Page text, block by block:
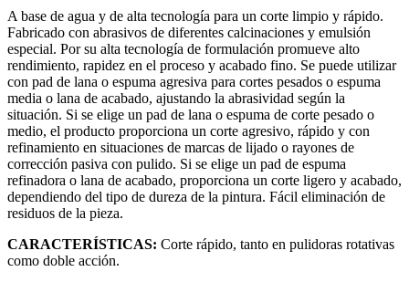
A base de agua y de alta tecnología para un corte limpio y rápido.
Fabricado con abrasivos de diferentes calcinaciones y emulsión
especial. Por su alta tecnología de formulación promueve alto
rendimiento, rapidez en el proceso y acabado fino. Se puede utilizar
con pad de lana o espuma agresiva para cortes pesados o espuma
media o lana de acabado, ajustando la abrasividad según la
situación. Si se elige un pad de lana o espuma de corte pesado o
medio, el producto proporciona un corte agresivo, rápido y con
refinamiento en situaciones de marcas de lijado o rayones de
corrección pasiva con pulido. Si se elige un pad de espuma
refinadora o lana de acabado, proporciona un corte ligero y acabado,
dependiendo del tipo de dureza de la pintura. Fácil eliminación de
residuos de la pieza.
CARACTERÍSTICAS: Corte rápido, tanto en pulidoras rotativas
como doble acción.